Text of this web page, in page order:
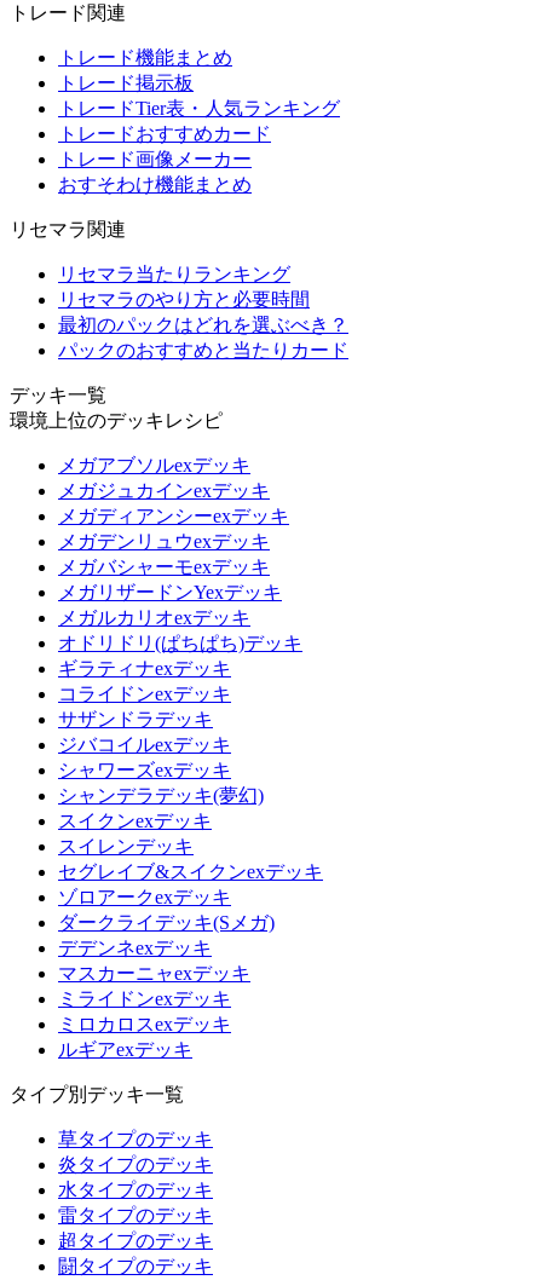
トレード関連
トレード機能まとめ
トレード掲示板
トレードTier表・人気ランキング
トレードおすすめカード
トレード画像メーカー
おすそわけ機能まとめ
リセマラ関連
リセマラ当たりランキング
リセマラのやり方と必要時間
最初のパックはどれを選ぶべき？
パックのおすすめと当たりカード
デッキ一覧
環境上位のデッキレシピ
メガアブソルexデッキ
メガジュカインexデッキ
メガディアンシーexデッキ
メガデンリュウexデッキ
メガバシャーモexデッキ
メガリザードンYexデッキ
メガルカリオexデッキ
オドリドリ(ぱちぱち)デッキ
ギラティナexデッキ
コライドンexデッキ
サザンドラデッキ
ジバコイルexデッキ
シャワーズexデッキ
シャンデラデッキ(夢幻)
スイクンexデッキ
スイレンデッキ
セグレイブ&スイクンexデッキ
ゾロアークexデッキ
ダークライデッキ(Sメガ)
デデンネexデッキ
マスカーニャexデッキ
ミライドンexデッキ
ミロカロスexデッキ
ルギアexデッキ
タイプ別デッキ一覧
草タイプのデッキ
炎タイプのデッキ
水タイプのデッキ
雷タイプのデッキ
超タイプのデッキ
闘タイプのデッキ